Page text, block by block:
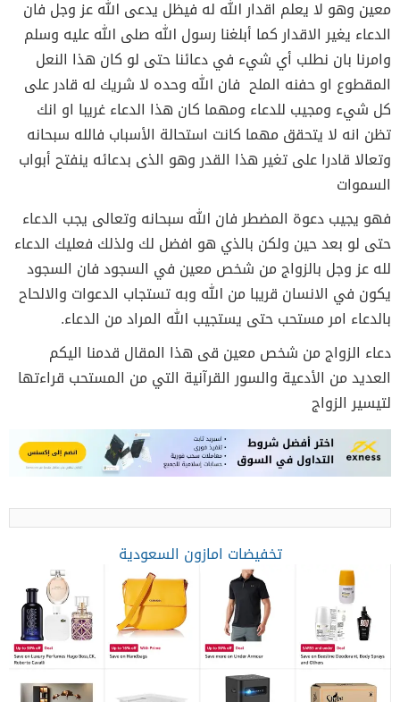
معين وهو لا يعلم اقدار الله له فيظل يدعى الله عز وجل فان
الدعاء يغير الاقدار كما أبلغنا رسول الله صلى الله عليه وسلم
وامرنا بان نطلب أي شيء في دعائنا حتى لو كان هذا النعل
المقطوع او حفنه الملح فان الله وحده لا شريك له قادر على
كل شيء ومجيب للدعاء ومهما كان هذا الدعاء غريبا او انك
تظن انه لا يتحقق مهما كانت استحالة الأسباب فالله سبحانه
وتعالا قادرا على تغير هذا القدر وهو الذى بدعائه ينفتح أبواب
السموات
فهو يجيب دعوة المضطر فان الله سبحانه وتعالى يجب الدعاء
حتى لو بعد حين ولكن بالذي هو افضل لك ولذلك فعليك الدعاء
لله عز وجل بالزواج من شخص معين في السجود فان السجود
يكون في الانسان قريبا من الله وبه تستجاب الدعوات والالحاح
بالدعاء امر مستحب حتى يستجيب الله المراد من الدعاء.
دعاء الزواج من شخص معين قى هذا المقال قدمنا اليكم
العديد من الأدعية والسور القرآنية التي من المستحب قراءتها
لتيسير الزواج
تخفيضات امازون السعودية